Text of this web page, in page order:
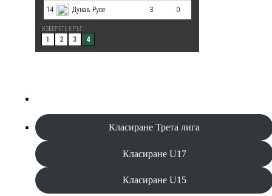
Класиране Трета лига
Класиране U17
Класиране U15